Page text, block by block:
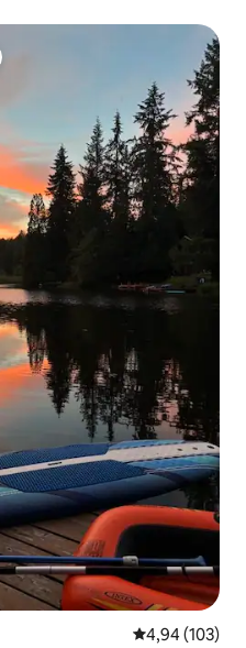
appréciés
Évaluation
4,94 (103)